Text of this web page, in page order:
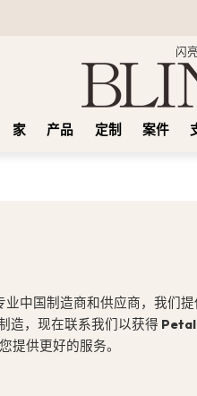
闪
家 产品 定制 案件
业中国制造商和供应商，我们
造，现在联系我们以获得
提供更好的服务。